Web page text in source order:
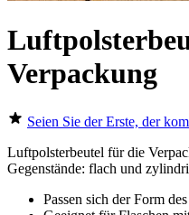
Verpackung
Seien Sie der Erste, der
Luftpolsterbeutel für die
Gegenstände: flach und
Passen sich der Form